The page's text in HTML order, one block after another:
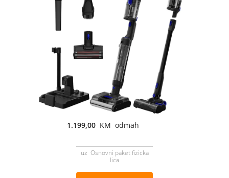
1.199,00 KM odmah
uz Osnovni paket fizicka
lica